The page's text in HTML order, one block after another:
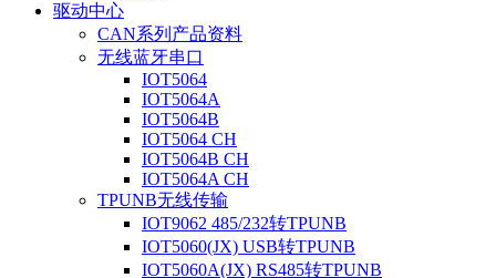
驱动中心
CAN系列产品资料
无线蓝牙串口
IOT5064
IOT5064A
IOT5064B
IOT5064 CH
IOT5064B CH
IOT5064A CH
TPUNB无线传输
IOT9062 485/232转TPUNB
IOT5060(JX) USB转TPUNB
IOT5060A(JX) RS485转TPUNB